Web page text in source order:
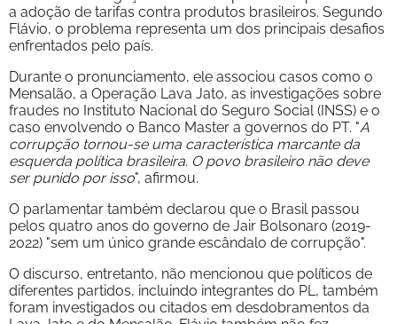
a adoção de tarifas contra produtos brasileiros. Segundo
Flávio, o problema representa um dos principais desafios
enfrentados pelo país.
Durante o pronunciamento, ele associou casos como o
Mensalão, a Operação Lava Jato, as investigações sobre
fraudes no Instituto Nacional do Seguro Social (INSS) e o
caso envolvendo o Banco Master a governos do PT. "A
corrupção tornou-se uma característica marcante da
esquerda política brasileira. O povo brasileiro não deve
ser punido por isso", afirmou.
O parlamentar também declarou que o Brasil passou
pelos quatro anos do governo de Jair Bolsonaro (2019-
2022) "sem um único grande escândalo de corrupção".
O discurso, entretanto, não mencionou que políticos de
diferentes partidos, incluindo integrantes do PL, também
foram investigados ou citados em desdobramentos da